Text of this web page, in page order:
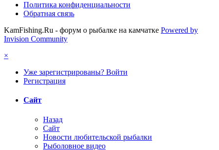
Политика конфиденциальности
Обратная связь
KamFishing.Ru - форум о рыбалке на камчатке Powered by
Invision Community
×
Уже зарегистрированы? Войти
Регистрация
Сайт
Назад
Сайт
Новости любительской рыбалки
Рыболовное видео